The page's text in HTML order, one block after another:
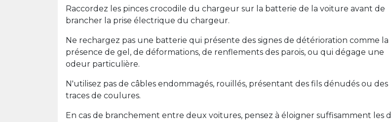
Raccordez les pinces crocodile du chargeur sur la batterie de la voiture avant de
brancher la prise électrique du chargeur.
Ne rechargez pas une batterie qui présente des signes de détérioration comme la
présence de gel, de déformations, de renflements des parois, ou qui dégage une
odeur particulière.
N'utilisez pas de câbles endommagés, rouillés, présentant des fils dénudés ou des
traces de coulures.
En cas de branchement entre deux voitures, pensez à éloigner suffisamment les